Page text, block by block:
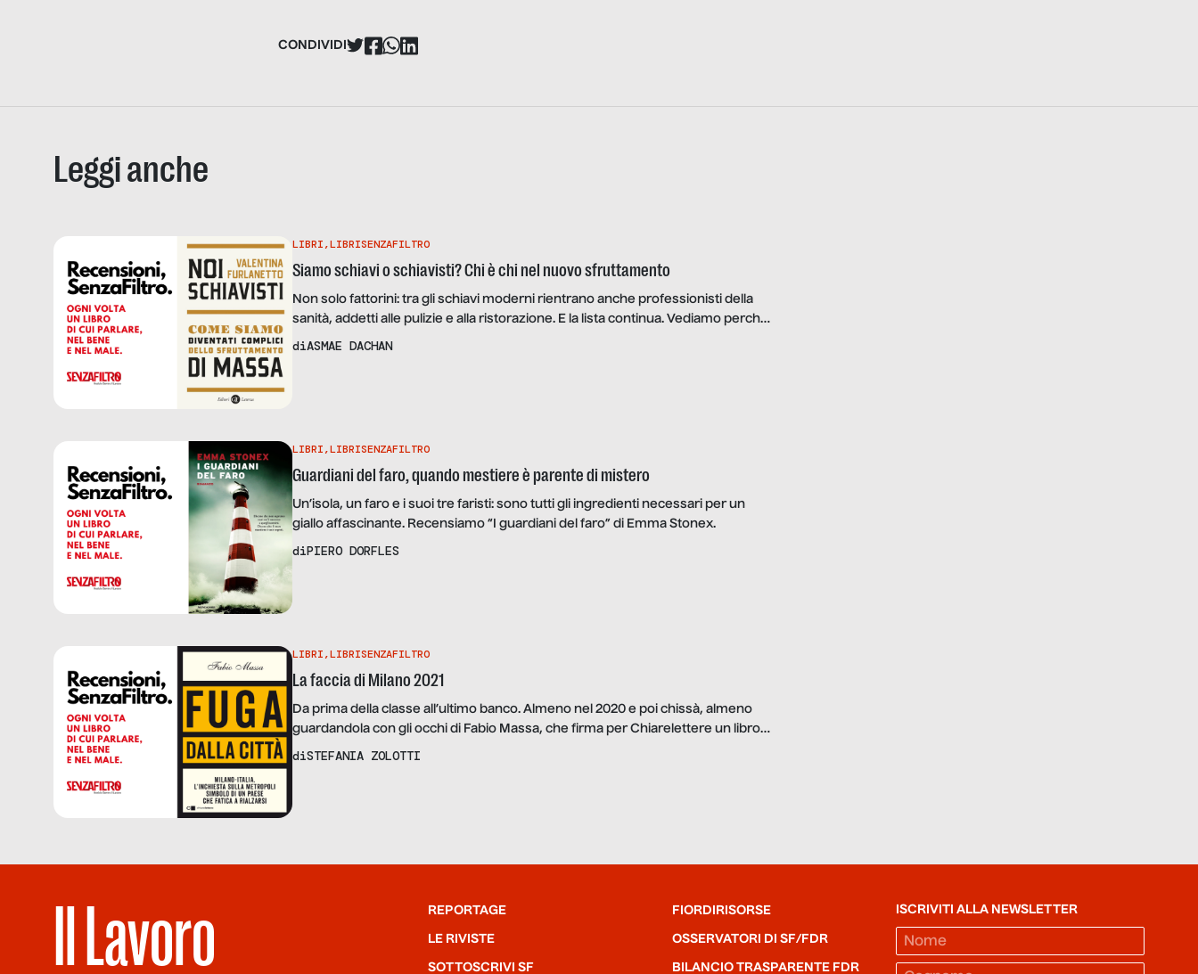
CONDIVIDI
Leggi anche
LIBRI,LIBRISENZAFILTRO
Siamo schiavi o schiavisti? Chi è chi nel nuovo sfruttamento
Non solo fattorini: tra gli schiavi moderni rientrano anche professionisti della
sanità, addetti alle pulizie e alla ristorazione. E la lista continua. Vediamo perché
in “Noi schiavisti”, di Valentina Furlanetto, che recensiamo.
diASMAE DACHAN
LIBRI,LIBRISENZAFILTRO
Guardiani del faro, quando mestiere è parente di mistero
Un’isola, un faro e i suoi tre faristi: sono tutti gli ingredienti necessari per un
giallo affascinante. Recensiamo “I guardiani del faro” di Emma Stonex.
diPIERO DORFLES
LIBRI,LIBRISENZAFILTRO
La faccia di Milano 2021
Da prima della classe all’ultimo banco. Almeno nel 2020 e poi chissà, almeno
guardandola con gli occhi di Fabio Massa, che firma per Chiarelettere un libro
diSTEFANIA ZOLOTTI
Il Lavoro REPORTAGE
LE RIVISTE
SOTTOSCRIVI SF
FIORDIRISORSE
OSSERVATORI DI SF/FDR
BILANCIO TRASPARENTE FDR
ISCRIVITI ALLA NEWSLETTER